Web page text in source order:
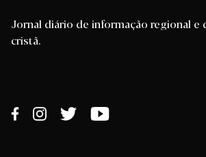
Jornal diário de informação regional e
cristã.